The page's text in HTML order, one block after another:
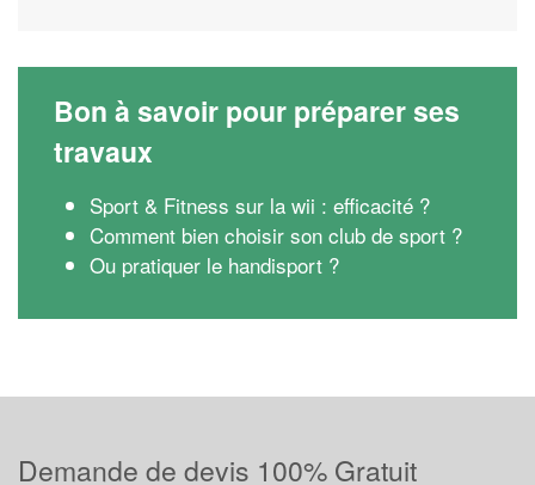
Bon à savoir pour préparer ses
travaux
Sport & Fitness sur la wii : efficacité ?
Comment bien choisir son club de sport ?
Ou pratiquer le handisport ?
Demande de devis 100% Gratuit